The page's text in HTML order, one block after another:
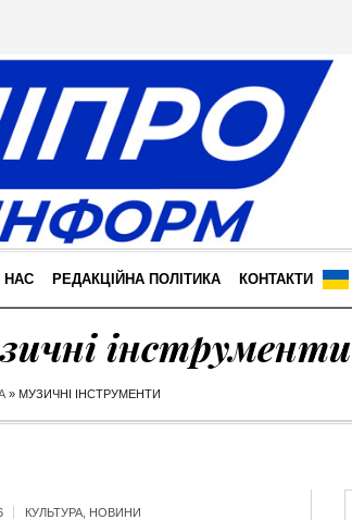
НАС РЕДАКЦІЙНА ПОЛІТИКА КОНТАКТИ
інструменти
» МУЗИЧНІ ІНСТРУМЕНТИ
КУЛЬТУРА, НОВИНИ